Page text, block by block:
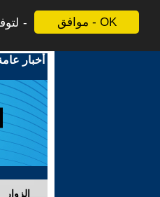
موافق - OK
أخبار
الزوار